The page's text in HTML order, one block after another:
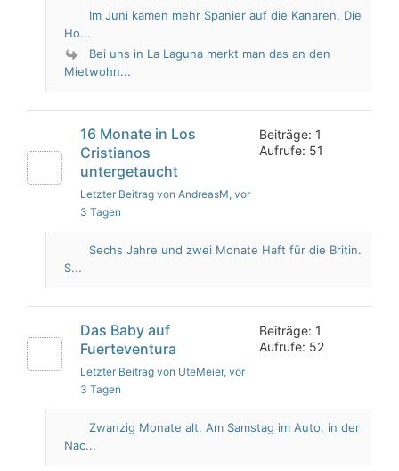
Im Juni kamen mehr Spanier auf die Kanaren. Die
Ho...
Bei uns in La Laguna merkt man das an den
Mietwohn...
16 Monate in Los
Cristianos
untergetaucht
Letzter Beitrag von AndreasM, vor
3 Tagen
Beiträge: 1
Aufrufe: 51
Sechs Jahre und zwei Monate Haft für die Britin.
S...
Das Baby auf
Fuerteventura
Letzter Beitrag von UteMeier, vor
3 Tagen
Beiträge: 1
Aufrufe: 52
Zwanzig Monate alt. Am Samstag im Auto, in der
Nac...